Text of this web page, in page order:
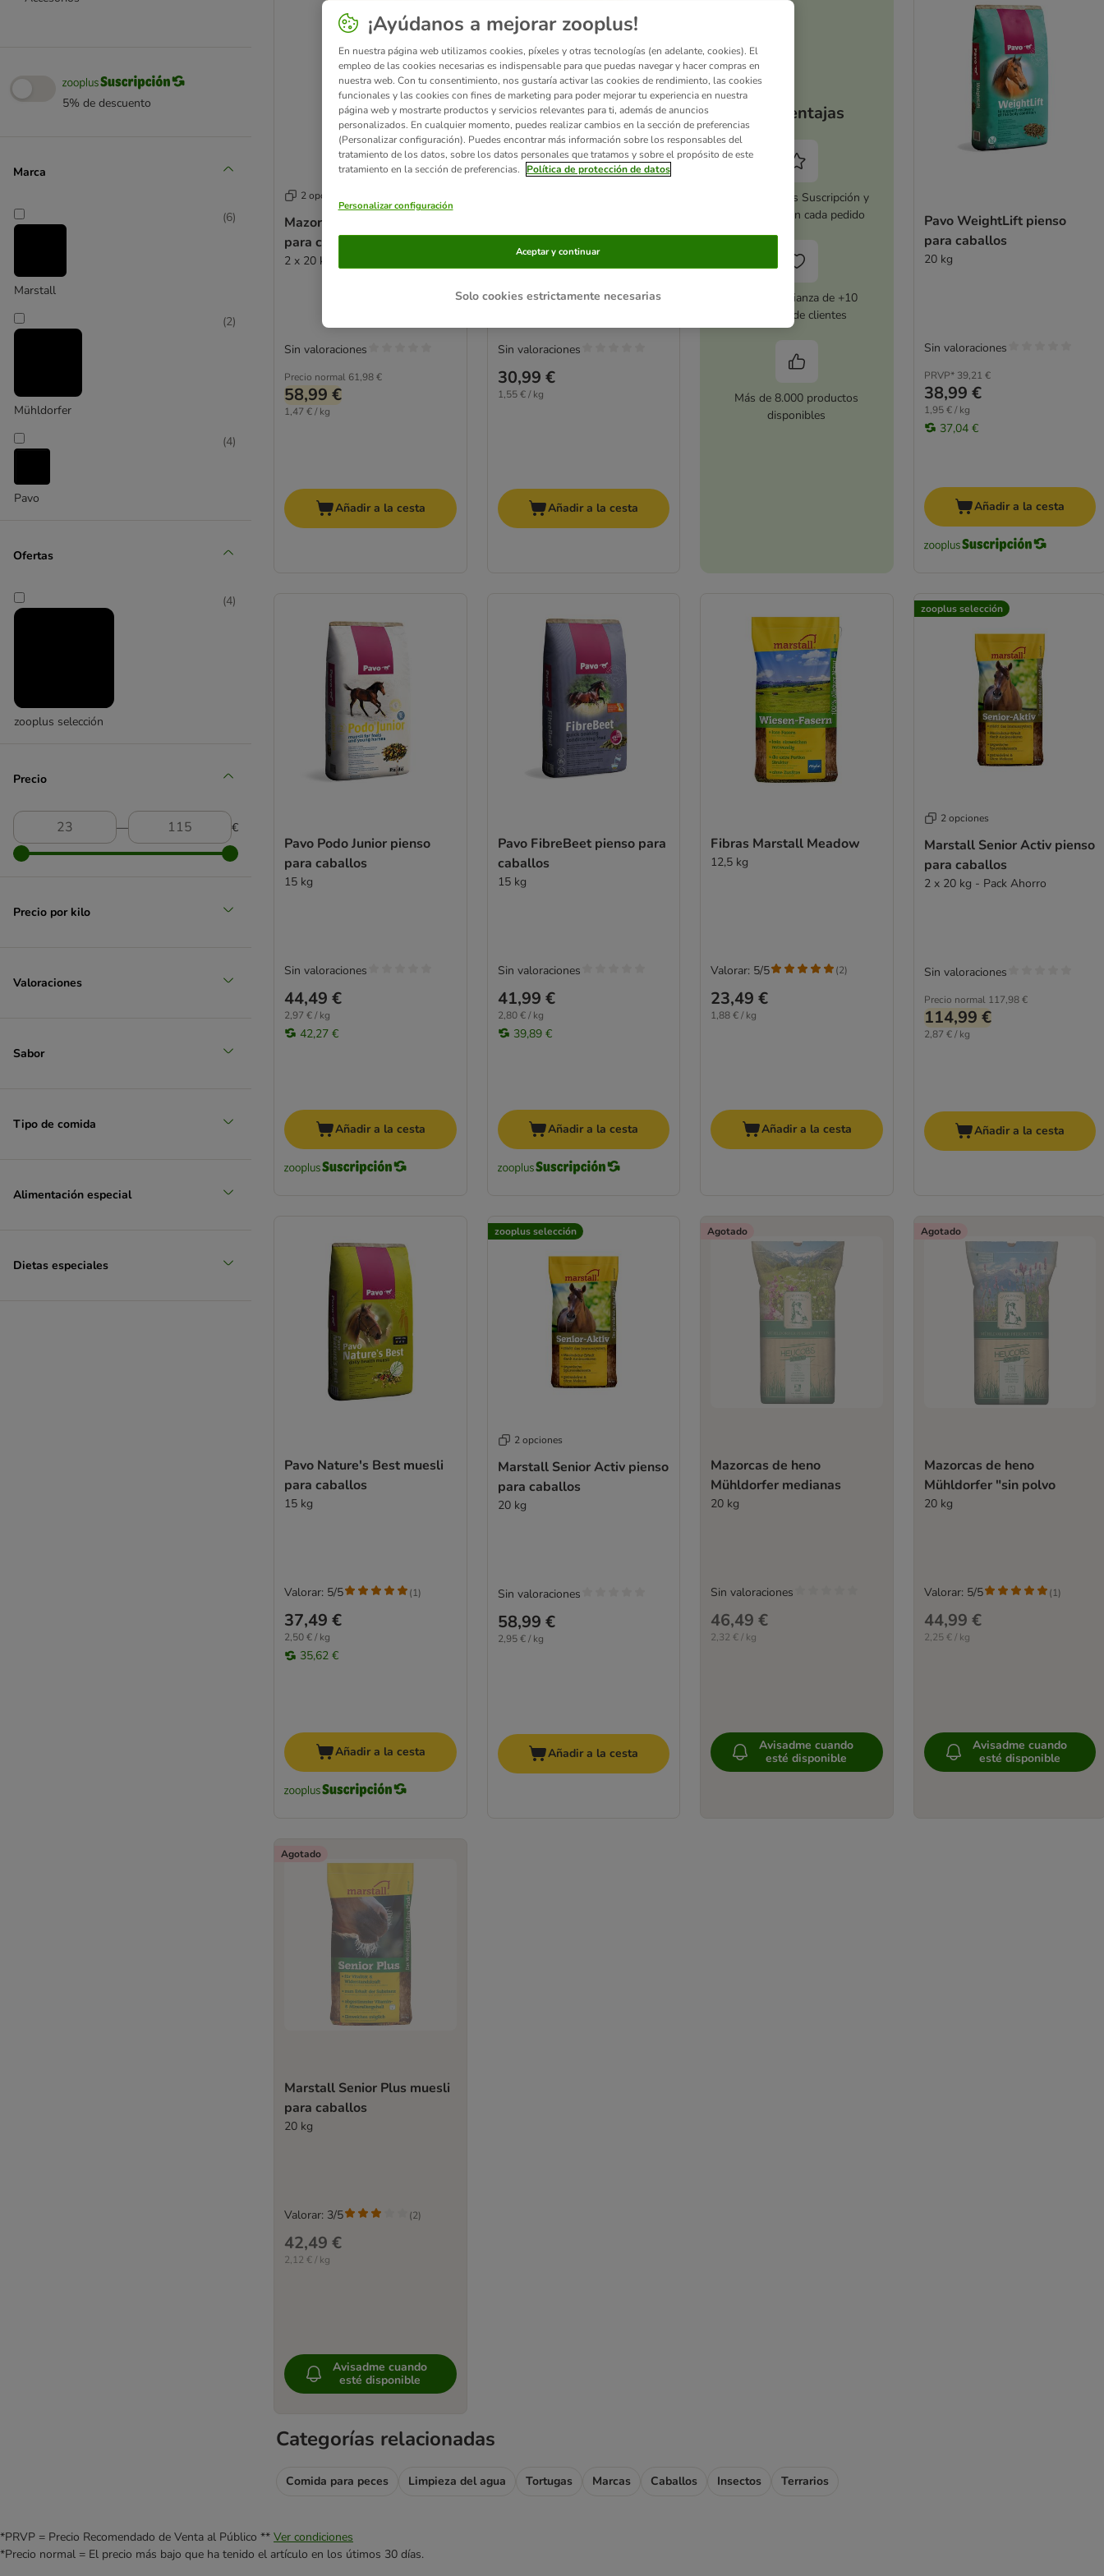
5% de descuento
Marca
Marstall
(6)
Mühldorfer
(2)
Pavo
(4)
Ofertas
zooplus selección
(4)
Precio
― €
Precio por kilo
Valoraciones
Sabor
Tipo de comida
Alimentación especial
Dietas especiales
2 opciones
Mazorcas marstall de prado
para caballos
2 x 20 kg - Pack Ahorro
Precio normal 61,98 €
58,99 €
1,47 € / kg
Sin valoraciones
Añadir a la cesta
30,99 €
1,55 € / kg
Sin valoraciones
Añadir a la cesta
Tus ventajas
Activa zooplus Suscripción y
ahorra 5 % en cada pedido
Con la confianza de +10
millones de clientes
Más de 8.000 productos
disponibles
Pavo WeightLift pienso
para caballos
20 kg
PRVP* 39,21 €
38,99 €
1,95 € / kg
37,04 €
Sin valoraciones
Añadir a la cesta
Pavo Podo Junior pienso
para caballos
15 kg
44,49 €
2,97 € / kg
42,27 €
Sin valoraciones
Añadir a la cesta
Pavo FibreBeet pienso para
caballos
15 kg
41,99 €
2,80 € / kg
39,89 €
Sin valoraciones
Añadir a la cesta
Fibras Marstall Meadow
12,5 kg
23,49 €
1,88 € / kg
Valorar: 5/5 (2)
Añadir a la cesta
zooplus selección
2 opciones
Marstall Senior Activ pienso
para caballos
2 x 20 kg - Pack Ahorro
Precio normal 117,98 €
114,99 €
2,87 € / kg
Sin valoraciones
Añadir a la cesta
Pavo Nature's Best muesli
para caballos
15 kg
37,49 €
2,50 € / kg
35,62 €
Valorar: 5/5 (1)
Añadir a la cesta
zooplus selección
2 opciones
Marstall Senior Activ pienso
para caballos
20 kg
58,99 €
2,95 € / kg
Sin valoraciones
Añadir a la cesta
Agotado
Mazorcas de heno
Mühldorfer medianas
20 kg
46,49 €
2,32 € / kg
Sin valoraciones
Avisadme cuando
esté disponible
Agotado
Mazorcas de heno
Mühldorfer "sin polvo
20 kg
44,99 €
2,25 € / kg
Valorar: 5/5 (1)
Avisadme cuando
esté disponible
Agotado
Marstall Senior Plus muesli
para caballos
20 kg
42,49 €
2,12 € / kg
Valorar: 3/5 (2)
Avisadme cuando
esté disponible
Categorías relacionadas
Comida para peces Limpieza del agua Tortugas Marcas Caballos Insectos Terrarios
*PRVP = Precio Recomendado de Venta al Público ** Ver condiciones
*Precio normal = El precio más bajo que ha tenido el artículo en los útimos 30 días.
¡Ayúdanos a mejorar zooplus!
En nuestra página web utilizamos cookies, píxeles y otras tecnologías (en adelante, cookies). El
empleo de las cookies necesarias es indispensable para que puedas navegar y hacer compras en
nuestra web. Con tu consentimiento, nos gustaría activar las cookies de rendimiento, las cookies
funcionales y las cookies con fines de marketing para poder mejorar tu experiencia en nuestra
página web y mostrarte productos y servicios relevantes para ti, además de anuncios
personalizados. En cualquier momento, puedes realizar cambios en la sección de preferencias
(Personalizar configuración). Puedes encontrar más información sobre los responsables del
tratamiento de los datos, sobre los datos personales que tratamos y sobre el propósito de este
tratamiento en la sección de preferencias.
Política de protección de datos
Personalizar configuración
Solo cookies estrictamente necesarias
Aceptar y continuar